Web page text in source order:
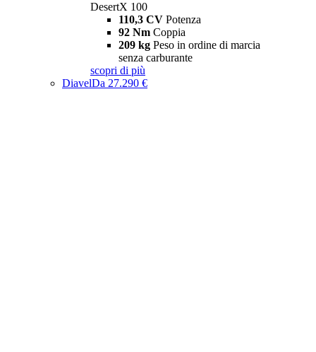
DesertX 100
110,3 CV Potenza
92 Nm Coppia
209 kg Peso in ordine di marcia
senza carburante
scopri di più
DiavelDa 27.290 €